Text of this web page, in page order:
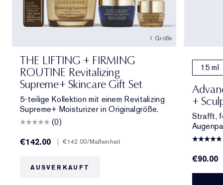
1 Größe
THE LIFTING + FIRMING
ROUTINE Revitalizing
Supreme+ Skincare Gift Set
5-teilige Kollektion mit einem Revitalizing
Supreme+ Moisturizer in Originalgröße.
(0)
€142.00
€142.00/Maßeinheit
AUSVERKAUFT
15 ml
+
Strafft,
€90.00